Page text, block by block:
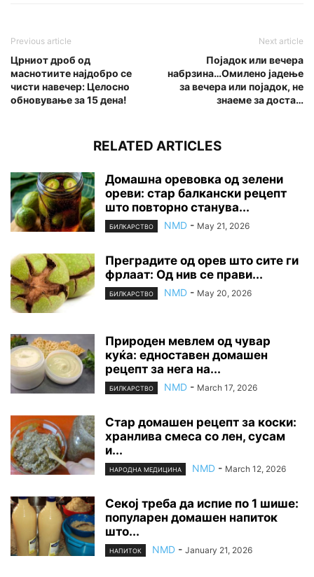
Previous article
Црниот дроб од
маснотиите најдобро се
чисти навечер: Целосно
обновување за 15 дена!
Next article
Појадок или вечера
набрзина…Омилено јадење
за вечера или појадок, не
знаеме за доста…
RELATED ARTICLES
Домашна оревовка од зелени
ореви: стар балкански рецепт
што повторно станува...
БИЛКАРСТВО NMD - May 21, 2026
Преградите од орев што сите ги
фрлаат: Од нив се прави...
БИЛКАРСТВО NMD - May 20, 2026
Природен мевлем од чувар
куќа: едноставен домашен
рецепт за нега на...
БИЛКАРСТВО NMD - March 17, 2026
Стар домашен рецепт за коски:
хранлива смеса со лен, сусам
и...
НАРОДНА МЕДИЦИНА NMD - March 12, 2026
Секој треба да испие по 1 шише:
популарен домашен напиток
што...
НАПИТОК NMD - January 21, 2026